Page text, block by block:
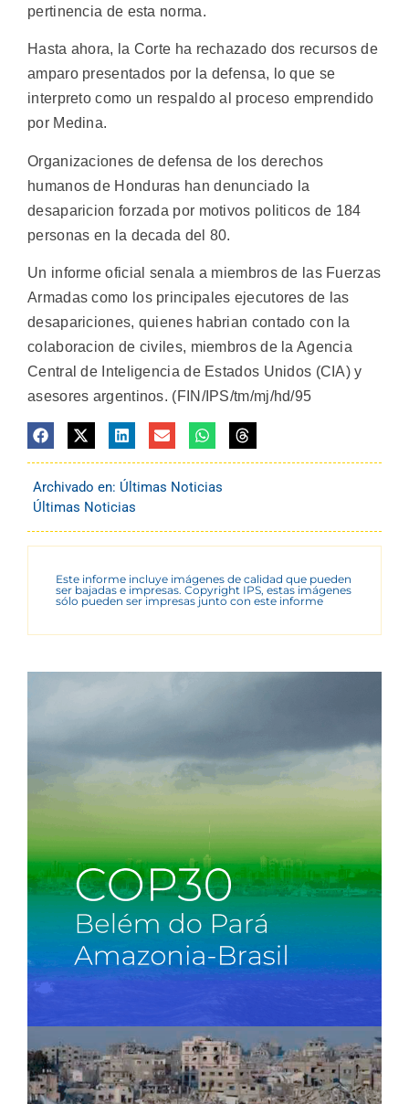
pertinencia de esta norma.
Hasta ahora, la Corte ha rechazado dos recursos de
amparo presentados por la defensa, lo que se
interpreto como un respaldo al proceso emprendido
por Medina.
Organizaciones de defensa de los derechos
humanos de Honduras han denunciado la
desaparicion forzada por motivos politicos de 184
personas en la decada del 80.
Un informe oficial senala a miembros de las Fuerzas
Armadas como los principales ejecutores de las
desapariciones, quienes habrian contado con la
colaboracion de civiles, miembros de la Agencia
Central de Inteligencia de Estados Unidos (CIA) y
asesores argentinos. (FIN/IPS/tm/mj/hd/95
Archivado en: Últimas Noticias
Últimas Noticias
Este informe incluye imágenes de calidad que pueden
ser bajadas e impresas. Copyright IPS, estas imágenes
sólo pueden ser impresas junto con este informe